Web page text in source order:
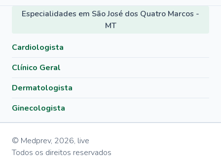
Especialidades em São José dos Quatro Marcos -
MT
Cardiologista
Clínico Geral
Dermatologista
Ginecologista
© Medprev, 2026, live
Todos os direitos reservados